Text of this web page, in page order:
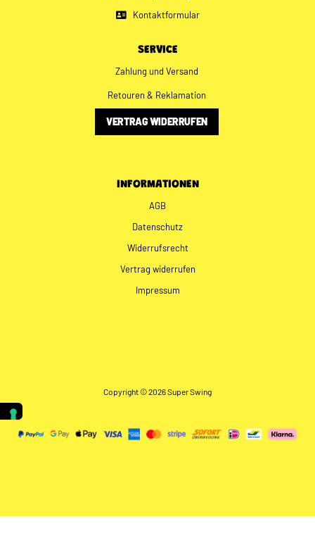
Kontaktformular
SERVICE
Zahlung und Versand
Retouren & Reklamation
VERTRAG WIDERRUFEN
INFORMATIONEN
AGB
Datenschutz
Widerrufsrecht
Vertrag widerrufen
Impressum
Copyright © 2026 Super Swing